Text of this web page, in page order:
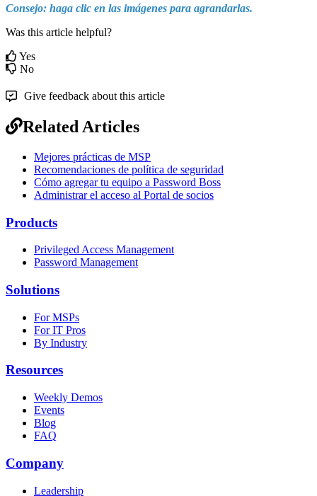
Consejo: haga clic en las imágenes para agrandarlas.
Was this article helpful?
Yes
No
Give feedback about this article
Related Articles
Mejores prácticas de MSP
Recomendaciones de política de seguridad
Cómo agregar tu equipo a Password Boss
Administrar el acceso al Portal de socios
Products
Privileged Access Management
Password Management
Solutions
For MSPs
For IT Pros
By Industry
Resources
Weekly Demos
Events
Blog
FAQ
Company
Leadership